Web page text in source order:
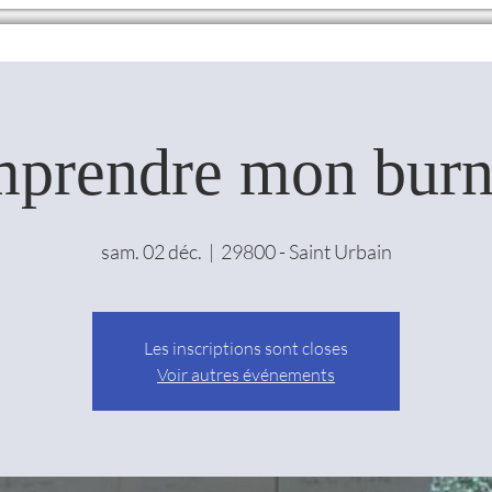
mon
sam. 02 déc.
  |
29800 - Saint Urbain
Les inscriptions sont closes
Voir autres événements